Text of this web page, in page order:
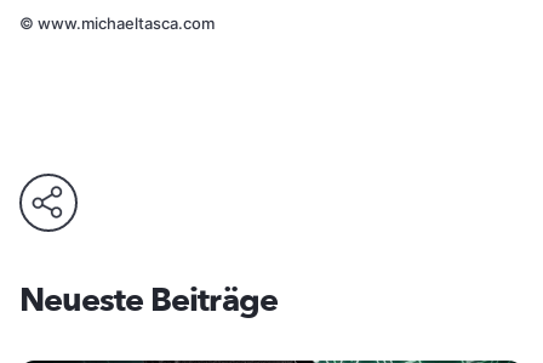
© www.michaeltasca.com
Neueste Beiträge